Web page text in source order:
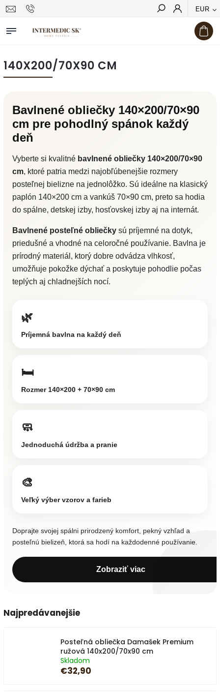
EUR
Hľadať
140X200/70X90 CM
Bavlnené obliečky 140×200/70×90
cm pre pohodlný spánok každý
deň
Vyberte si kvalitné bavlnené obliečky 140×200/70×90
cm, ktoré patria medzi najobľúbenejšie rozmery
posteľnej bielizne na jednolôžko. Sú ideálne na klasický
paplón 140×200 cm a vankúš 70×90 cm, preto sa hodia
do spálne, detskej izby, hosťovskej izby aj na internát.
Bavlnené posteľné obliečky sú príjemné na dotyk,
priedušné a vhodné na celoročné používanie. Bavlna je
prírodný materiál, ktorý dobre odvádza vlhkosť,
umožňuje pokožke dýchať a poskytuje pohodlie počas
teplých aj chladnejších nocí.
🌿
Príjemná bavlna na každý deň
🛏️
Rozmer 140×200 + 70×90 cm
🧼
Jednoduchá údržba a pranie
🎨
Veľký výber vzorov a farieb
Doprajte svojej spálni prirodzený komfort, pekný vzhľad a
posteľnú bielizeň, ktorá sa hodí na každodenné používanie.
Zobraziť viac
Najpredávanejšie
Posteľná obliečka Damašek Premium
ružová 140x200/70x90 cm
Skladom
€32,90